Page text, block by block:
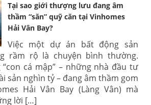
Tại sao giới thượng lưu đang âm
thầm “săn” quỹ căn tại Vinhomes
Hải Vân Bay?
Việc một dự án bất động sản
rầm rộ là chuyện bình thường.
cá mập” – những nhà đầu tư
sản nghìn tỷ – đang âm thầm gom
Hải Vân Bay (Làng Vân) mà
lời […]